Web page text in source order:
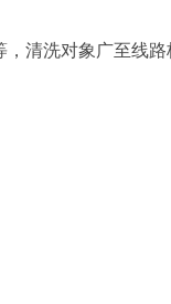
清洗对象广至线